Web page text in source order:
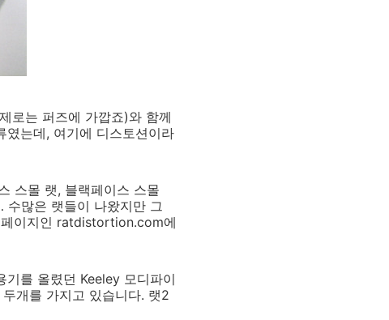
로는 퍼즈에 가깝죠)와 함께
였는데, 여기에 디스토션이라
스몰 랫, 블랙페이스 스몰
수많은 랫들이 나왔지만 그
페이지인 ratdistortion.com에
를 올렸던 Keeley 모디파이
개를 가지고 있습니다. 랫2